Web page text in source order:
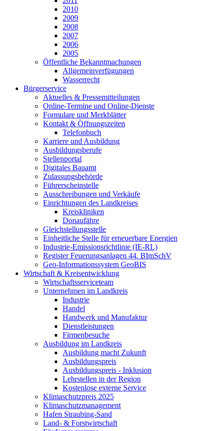
2010
2009
2008
2007
2006
2005
Öffentliche Bekanntmachungen
Allgemeinverfügungen
Wasserrecht
Bürgerservice
Aktuelles & Pressemitteilungen
Online-Termine und Online-Dienste
Formulare und Merkblätter
Kontakt & Öffnungszeiten
Telefonbuch
Karriere und Ausbildung
Ausbildungsberufe
Stellenportal
Digitales Bauamt
Zulassungsbehörde
Führerscheinstelle
Ausschreibungen und Verkäufe
Einrichtungen des Landkreises
Kreiskliniken
Donaufähre
Gleichstellungsstelle
Einheitliche Stelle für erneuerbare Energien
Industrie-Emissionsrichtlinie (IE-RL)
Register Feuerungsanlagen 44. BImSchV
Geo-Informationssystem GeoBIS
Wirtschaft & Kreisentwicklung
Wirtschaftsserviceteam
Unternehmen im Landkreis
Industrie
Handel
Handwerk und Manufaktur
Dienstleistungen
Firmenbesuche
Ausbildung im Landkreis
Ausbildung macht Zukunft
Ausbildungspreis
Ausbildungspreis - Inklusion
Lehrstellen in der Region
Kostenlose externe Service
Klimaschutzpreis 2025
Klimaschutzmanagement
Hafen Straubing-Sand
Land- & Forstwirtschaft